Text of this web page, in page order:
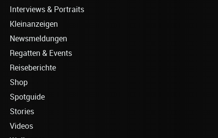
Interviews & Portraits
Kleinanzeigen
Newsmeldungen
Regatten & Events
Reiseberichte
Shop
Spotguide
Stories
Videos